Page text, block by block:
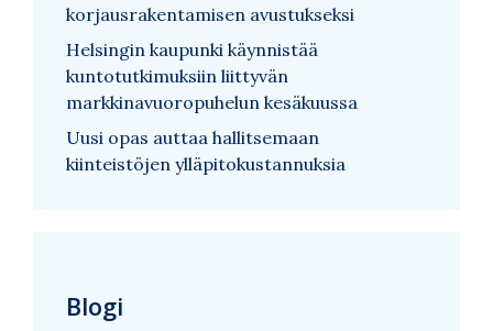
korjausrakentamisen avustukseksi
Helsingin kaupunki käynnistää
kuntotutkimuksiin liittyvän
markkinavuoropuhelun kesäkuussa
Uusi opas auttaa hallitsemaan
kiinteistöjen ylläpitokustannuksia
Blogi